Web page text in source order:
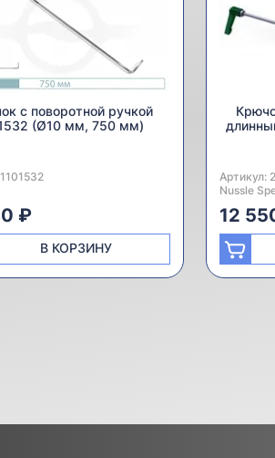
с поворотной ручкой
(Ø10 мм, 750 мм)
1101532
₽
В КОРЗИНУ
Артикул:
Nussle
12